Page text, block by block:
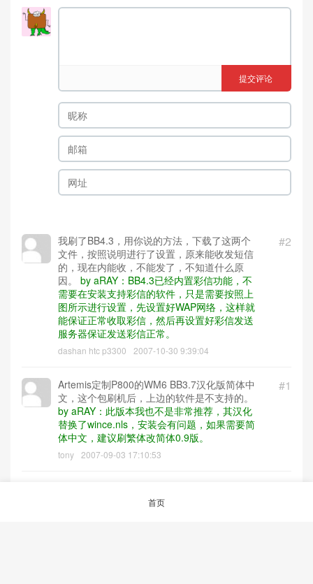
提交评论
#2
我刷了BB4.3，用你说的方法，下载了这两个
文件，按照说明进行了设置，原来能收发短信
的，现在内能收，不能发了，不知道什么原
因。 by aRAY：BB4.3已经内置彩信功能，不
需要在安装支持彩信的软件，只是需要按照上
图所示进行设置，先设置好WAP网络，这样就
能保证正常收取彩信，然后再设置好彩信发送
服务器保证发送彩信正常。
dashan htc p3300 2007-10-30 9:39:04
#1
Artemis定制P800的WM6 BB3.7汉化版简体中
文，这个包刷机后，上边的软件是不支持的。
by aRAY：此版本我也不是非常推荐，其汉化
替换了wince.nls，安装会有问题，如果需要简
体中文，建议刷繁体改简体0.9版。
tony 2007-09-03 17:10:53
首页